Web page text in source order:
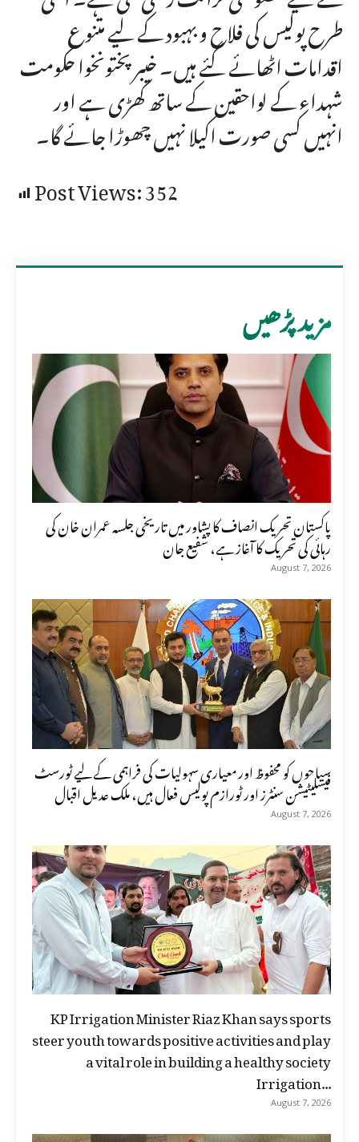
طرح پولیس کی فلاح و بہبود کے لیے متنوع
اقدامات اٹھائے گئے ہیں۔ خیبر پختونخوا حکومت
شہداء کے لواحقین کے ساتھ کھڑی ہے اور
انہیں کسی صورت اکیلا نہیں چھوڑا جائے گا۔
Post Views:352
مزید پڑھیں
پاکستان تحریک انصاف کا پشاور میں تاریخی جلسہ عمران خان کی
رہائی کی تحریک کا آغاز ہے، شفیع جان
August 7, 2026
سیاحوں کو محفوظ اور معیاری سہولیات کی فراہمی کے لیے ٹورسٹ
فیسلیٹیشن سنٹرز اور ٹورازم پولیس فعال ہیں، ملک عدیل اقبال
August 7, 2026
KP Irrigation Minister Riaz Khan says sports
steer youth towards positive activities and play
a vital role in building a healthy society
Irrigation...
August 7, 2026